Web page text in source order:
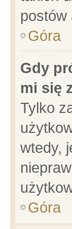
postów
Góra
Gdy
mi się
Tylko
wtedy,
Góra